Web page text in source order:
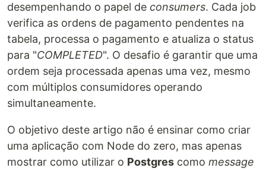
desempenhando o papel de consumers. Cada job
verifica as ordens de pagamento pendentes na
tabela, processa o pagamento e atualiza o status
para "COMPLETED". O desafio é garantir que uma
ordem seja processada apenas uma vez, mesmo
com múltiplos consumidores operando
simultaneamente.
O objetivo deste artigo não é ensinar como criar
uma aplicação com Node do zero, mas apenas
mostrar como utilizar o Postgres como message